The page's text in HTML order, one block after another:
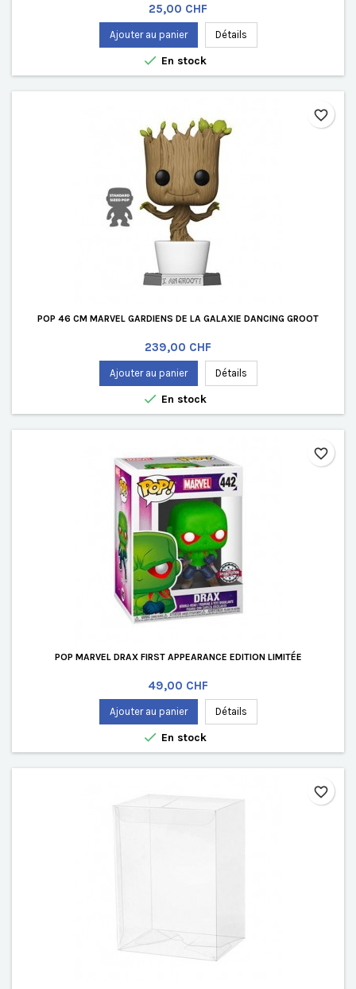
Prix
25,00 CHF
Ajouter au panier Détails
 En stock
POP 46 CM MARVEL GARDIENS DE LA GALAXIE DANCING GROOT
Prix
239,00 CHF
Ajouter au panier Détails
 En stock
favorite_border
POP MARVEL DRAX FIRST APPEARANCE EDITION LIMITÉE
Prix
49,00 CHF
Ajouter au panier Détails
 En stock
favorite_border
favorite_border